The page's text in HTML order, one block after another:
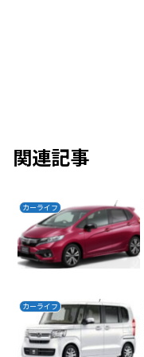
関連記事
カーライフ
カーライフ